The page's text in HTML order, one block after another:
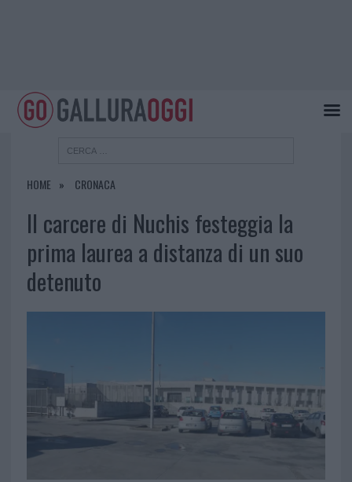
HOME CRONACA
Il carcere di Nuchis festeggia la
prima laurea a distanza di un suo
detenuto